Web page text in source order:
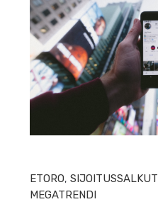
ETORO,SIJOITUSSALKUT
MEGATRENDI